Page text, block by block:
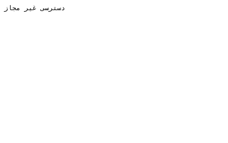
دسترسی غیر مجاز